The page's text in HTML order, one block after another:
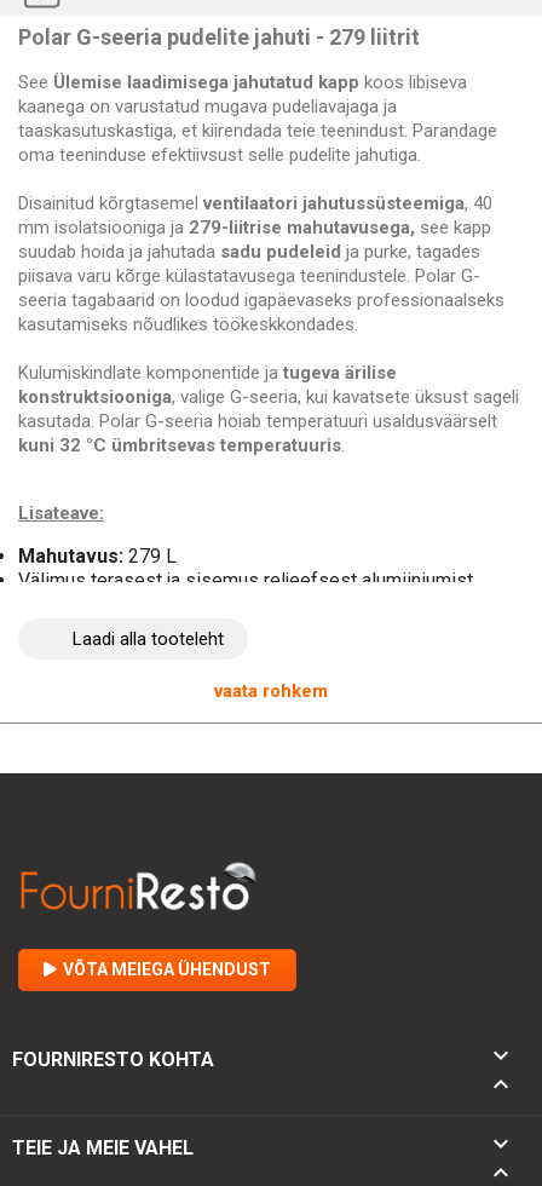
Polar G-seeria pudelite jahuti - 279 liitrit
See Ülemise laadimisega jahutatud kapp koos libiseva
kaanega on varustatud mugava pudeliavajaga ja
taaskasutuskastiga, et kiirendada teie teenindust. Parandage
oma teeninduse efektiivsust selle pudelite jahutiga.
Disainitud kõrgtasemelventilaatori jahutussüsteemiga, 40
mm isolatsiooniga ja 279-liitrise mahutavusega, see kapp
suudab hoida ja jahutada sadu pudeleid ja purke, tagades
piisava varu kõrge külastatavusega teenindustele. Polar G-
seeria tagabaarid on loodud igapäevaseks professionaalseks
kasutamiseks nõudlikes töökeskkondades.
Kulumiskindlate komponentide ja tugeva ärilise
konstruktsiooniga, valige G-seeria, kui kavatsete üksust sageli
kasutada. Polar G-seeria hoiab temperatuuri usaldusväärselt
kuni 32 °C ümbritsevas temperatuuris.
Lisateave:
Mahutavus: 279 L
Välimus terasest ja sisemus reljeefsest alumiiniumist
Digitaalne juhtimine
Laadi alla tooteleht
vaata rohkem
VÕTA MEIEGA ÜHENDUST
FOURNIRESTO KOHTA


TEIE JA MEIE VAHEL

